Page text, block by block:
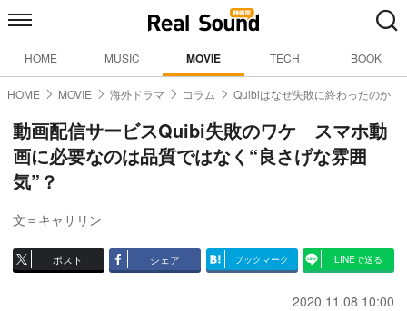
HOME MUSIC MOVIE TECH BOOK
HOME MOVIE 海外ドラマ コラム Quibiはなぜ失敗に終わったのか
動画配信サービスQuibi失敗のワケ スマホ動
画に必要なのは品質ではなく“良さげな雰囲
気”？
文＝キャサリン
ポスト シェア ブックマーク LINEで送る
2020.11.08 10:00